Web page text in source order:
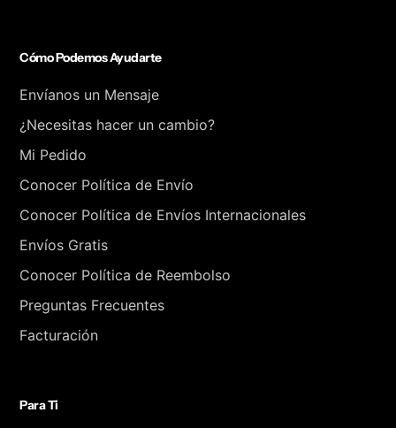
Cómo Podemos Ayudarte
Envíanos un Mensaje
¿Necesitas hacer un cambio?
Mi Pedido
Conocer Política de Envío
Conocer Política de Envíos Internacionales
Envíos Gratis
Conocer Política de Reembolso
Preguntas Frecuentes
Facturación
Para Ti